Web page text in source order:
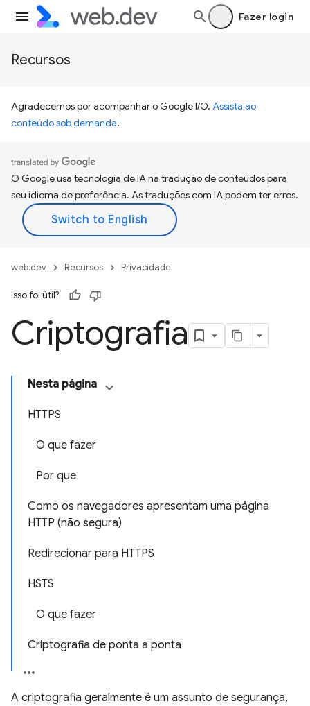
Fazer login
Recursos
Agradecemos por acompanhar o Google I/O. Assista ao
conteúdo sob demanda.
O Google usa tecnologia de IA na tradução de conteúdos para
seu idioma de preferência. As traduções com IA podem ter erros.
web.dev Recursos Privacidade
Isso foi útil?
Criptografia
Nesta página
HTTPS
O que fazer
Por que
Como os navegadores apresentam uma página
HTTP (não segura)
Redirecionar para HTTPS
HSTS
O que fazer
Criptografia de ponta a ponta
A criptografia geralmente é um assunto de segurança,